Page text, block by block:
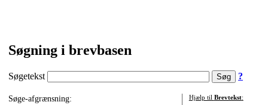
Søgning i brevbasen
Søgetekst ?
Søge-afgrænsning:
Hjælp til Brevtekst: